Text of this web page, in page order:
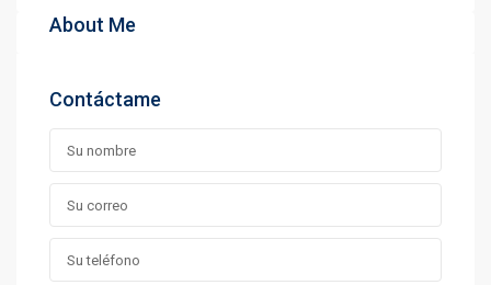
About Me
Contáctame